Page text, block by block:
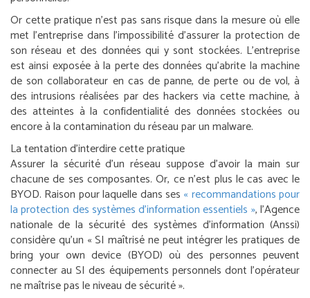
Or cette pratique n’est pas sans risque dans la mesure où elle
met l’entreprise dans l’impossibilité d’assurer la protection de
son réseau et des données qui y sont stockées. L’entreprise
est ainsi exposée à la perte des données qu’abrite la machine
de son collaborateur en cas de panne, de perte ou de vol, à
des intrusions réalisées par des hackers via cette machine, à
des atteintes à la confidentialité des données stockées ou
encore à la contamination du réseau par un malware.
La tentation d’interdire cette pratique
Assurer la sécurité d’un réseau suppose d’avoir la main sur
chacune de ses composantes. Or, ce n’est plus le cas avec le
BYOD. Raison pour laquelle dans ses « recommandations pour
la protection des systèmes d’information essentiels », l’Agence
nationale de la sécurité des systèmes d’information (Anssi)
considère qu’un « SI maîtrisé ne peut intégrer les pratiques de
bring your own device (BYOD) où des personnes peuvent
connecter au SI des équipements personnels dont l’opérateur
ne maîtrise pas le niveau de sécurité ».